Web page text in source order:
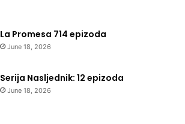
La Promesa 714 epizoda
June 18, 2026
Serija Nasljednik: 12 epizoda
June 18, 2026